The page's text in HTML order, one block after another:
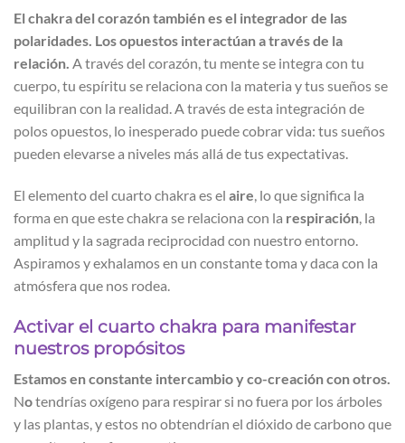
El chakra del corazón también es el integrador de las
polaridades. Los opuestos interactúan a través de la
relación. A través del corazón, tu mente se integra con tu
cuerpo, tu espíritu se relaciona con la materia y tus sueños se
equilibran con la realidad. A través de esta integración de
polos opuestos, lo inesperado puede cobrar vida: tus sueños
pueden elevarse a niveles más allá de tus expectativas.
El elemento del cuarto chakra es el aire, lo que significa la
forma en que este chakra se relaciona con la respiración, la
amplitud y la sagrada reciprocidad con nuestro entorno.
Aspiramos y exhalamos en un constante toma y daca con la
atmósfera que nos rodea.
Activar el cuarto chakra para manifestar
nuestros propósitos
Estamos en constante intercambio y co-creación con otros.
Notendrías oxígeno para respirar si no fuera por los árboles
y las plantas, y estos no obtendrían el dióxido de carbono que